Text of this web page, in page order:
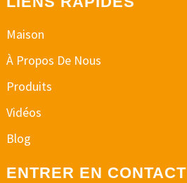
Maison
À Propos De Nous
Produits
Vidéos
Blog
ENTRER EN CONTACT